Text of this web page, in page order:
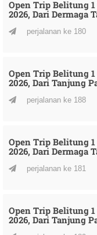
Open Trip Belitung
2026, Dari Dermaga
perjalanan ke 180
Open Trip Belitung
2026, Dari Tanjung
perjalanan ke 188
Open Trip Belitung 1
2026, Dari Dermaga
perjalanan ke 181
Open Trip Belitung 1
2026, Dari Tanjung